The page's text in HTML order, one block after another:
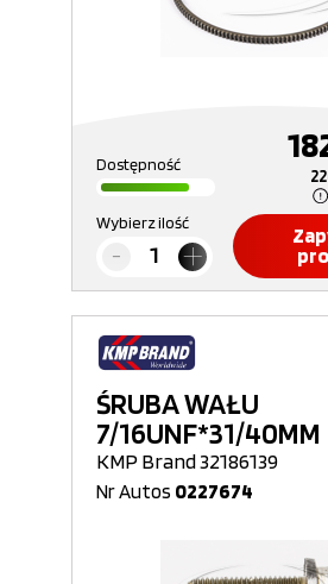
Dostępność
Wybierz ilość
ŚRUBA WAŁU
7/16UNF*31/40MM
KMP Brand 32186139
Nr Autos 0227674